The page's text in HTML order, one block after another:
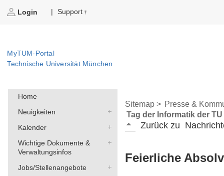
Login | Support
MyTUM-Portal
Technische Universität München
Home
Neuigkeiten
Kalender
Wichtige Dokumente &
Verwaltungsinfos
Jobs/Stellenangebote
Sitemap > Presse &
Tag der Informatik der
Zurück zu
Feierliche